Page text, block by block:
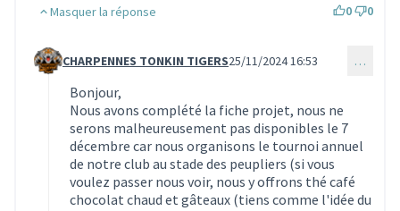
Masquer la réponse 0 0
Commentaire 3693 (réponse au commentaire 3690)
CHARPENNES TONKIN TIGERS25/11/2024 16:53 …
Bonjour,
Nous avons complété la fiche projet, nous ne
serons malheureusement pas disponibles le 7
décembre car nous organisons le tournoi annuel
de notre club au stade des peupliers (si vous
voulez passer nous voir, nous y offrons thé café
chocolat chaud et gâteaux (tiens comme l'idée du